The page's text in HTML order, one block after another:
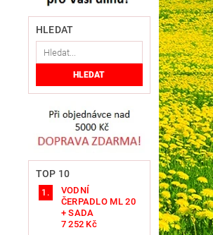
HLEDAT
TOP 10
VODNÍ
ČERPADLO ML 20
+ SADA
7 252 Kč